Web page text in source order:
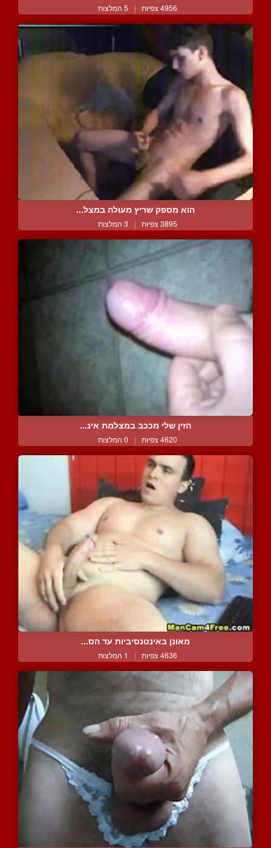
4956 צפיות | 5 המלצות
הוא מספק שריץ מעולה במצל...
3895 צפיות | 3 המלצות
הזין שלי מככב במצלמת אינ...
4620 צפיות | 0 המלצות
מאונן באינטנסיביות עד הס...
4636 צפיות | 1 המלצות